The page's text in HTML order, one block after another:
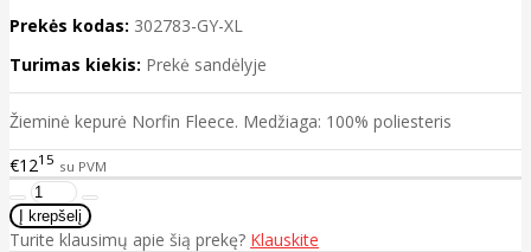
Prekės kodas: 302783-GY-XL
Turimas kiekis: Prekė sandėlyje
Žieminė kepurė Norfin Fleece. Medžiaga: 100% poliesteris
€1215 su PVM
Turite klausimų apie šią prekę? Klauskite